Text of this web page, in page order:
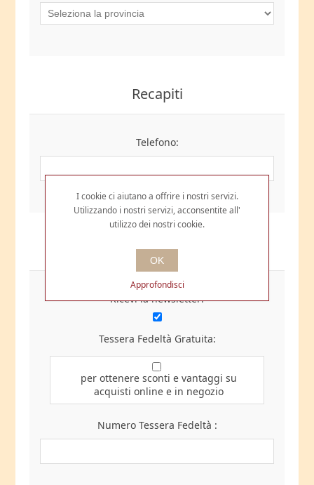
Recapiti
Telefono:
Opzioni
Ricevi la newsletter:
Tessera Fedeltà Gratuita:
per ottenere sconti e vantaggi su
acquisti online e in negozio
Numero Tessera Fedeltà :
I cookie ci aiutano a offrire i nostri servizi.
Utilizzando i nostri servizi, acconsentite all'
utilizzo dei nostri cookie.
OK
Approfondisci